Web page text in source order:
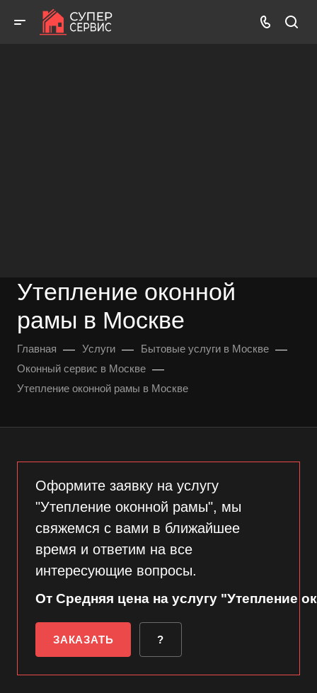
Утепление оконной
рамы в Москве
Главная — Услуги — Бытовые услуги в Москве —
Оконный сервис в Москве —
Утепление оконной рамы в Москве
Оформите заявку на услугу
"Утепление оконной рамы", мы
свяжемся с вами в ближайшее
время и ответим на все
интересующие вопросы.
От Средняя цена на услугу "Утепление
ЗАКАЗАТЬ ?